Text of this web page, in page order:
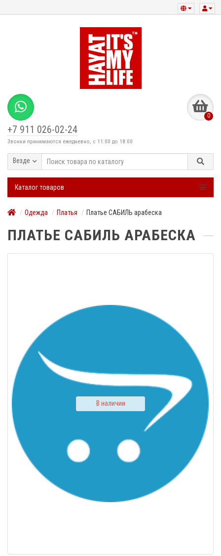
+7 911 026-02-24
Звонки принимаются ежедневно, с 11:00 до 18:00
0
Везде
Каталог товаров
Одежда Платья Платье САБИЛЬ арабеска
ПЛАТЬЕ САБИЛЬ АРАБЕСКА
В наличии